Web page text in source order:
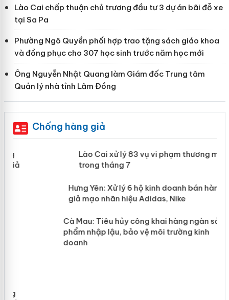
Lào Cai chấp thuận chủ trương đầu tư 3 dự án bãi đỗ xe
tại Sa Pa
Phường Ngô Quyền phối hợp trao tặng sách giáo khoa
và đồng phục cho 307 học sinh trước năm học mới
Ông Nguyễn Nhật Quang làm Giám đốc Trung tâm
Quản lý nhà tỉnh Lâm Đồng
Chống hàng giả
Lào Cai xử lý 83 vụ vi phạm thương
mại trong tháng 7
Hưng Yên: Xử lý 6 hộ kinh doanh bán
hàng giả mạo nhãn hiệu Adidas, Nike